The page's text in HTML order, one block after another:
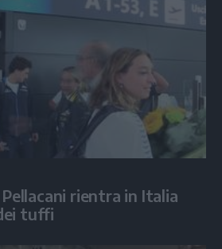
rientra in Italia
tuffi